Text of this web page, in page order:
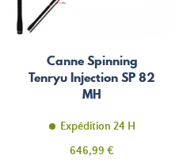
Canne Spinning
Tenryu Injection SP 82
MH
Expédition 24 H
Prix
646,99 €